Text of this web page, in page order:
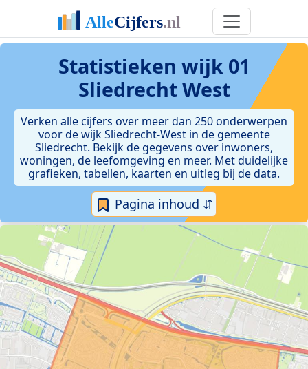
Statistieken wijk 01
Sliedrecht West
Verken alle cijfers over meer dan 250 onderwerpen
voor de wijk Sliedrecht-West in de gemeente
Sliedrecht. Bekijk de gegevens over inwoners,
woningen, de leefomgeving en meer. Met duidelijke
grafieken, tabellen, kaarten en uitleg bij de data.
Pagina inhoud ⇵